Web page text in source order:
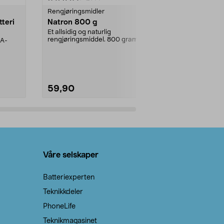
Rengjøringsmidler
Natron 800 g
Et allsidig og naturlig
rengjøringsmiddel. 800 gram
59,90
Våre selskaper
Batteriexperten
Teknikkdeler
PhoneLife
Teknikmagasinet